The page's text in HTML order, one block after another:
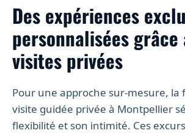
Des expériences
personnalisées grâce
visites privées
Pour une approche sur-mesure, la
visite guidée privée à Montpellier
flexibilité et son intimité. Ces